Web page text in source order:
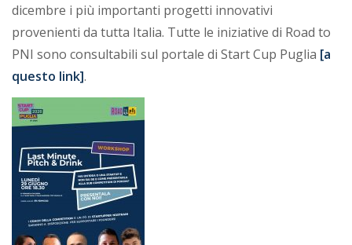
dicembre i più importanti progetti innovativi
provenienti da tutta Italia. Tutte le iniziative di Road to
PNI sono consultabili sul portale di Start Cup Puglia [a
questo link].